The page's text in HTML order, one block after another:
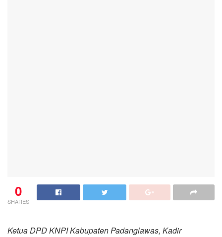
0
SHARES
Ketua DPD KNPI Kabupaten Padanglawas, Kadir